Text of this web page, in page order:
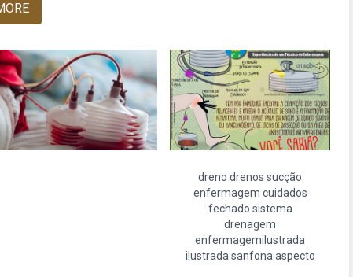
dreno drenos sucção
enfermagem cuidados
fechado sistema
drenagem
enfermagemilustrada
ilustrada sanfona aspecto